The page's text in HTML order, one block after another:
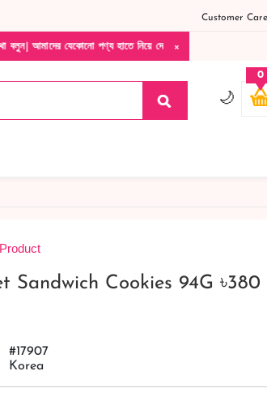
Customer Care
×
হাতে নিয়ে দেখে টাকা দিবেন ডেলিভারি ম্যান চলে যাওয়ার
🌙
0
Sandwich Cookies 94G ৳380
#17907
Korea